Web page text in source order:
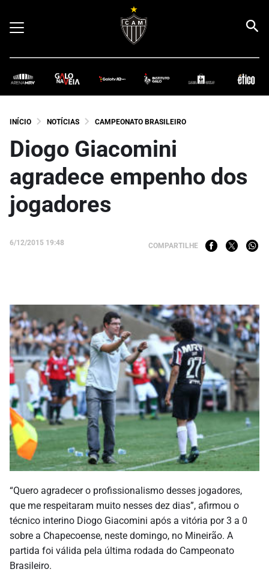
INÍCIO NOTÍCIAS CAMPEONATO BRASILEIRO
Diogo Giacomini
agradece empenho dos
jogadores
6/12/2015 19:48 COMPARTILHE
“Quero agradecer o profissionalismo desses jogadores,
que me respeitaram muito nesses dez dias”, afirmou o
técnico interino Diogo Giacomini após a vitória por 3 a 0
sobre a Chapecoense, neste domingo, no Mineirão. A
partida foi válida pela última rodada do Campeonato
Brasileiro.